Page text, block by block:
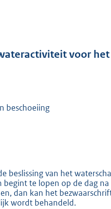
d
:
2
0
voor
beschoeiing
beslissing van het
te lopen op de dag
dan kan het
wordt behandeld.